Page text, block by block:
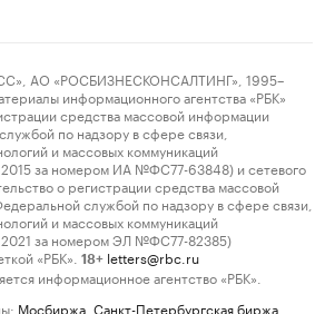
АО «РОСБИЗНЕСКОНСАЛТИНГ», 1995–
информационного агентства «РБК»
средства массовой информации
по надзору в сфере связи,
и массовых коммуникаций
за номером ИА №ФС77-63848) и сетевого
о регистрации средства массовой
службой по надзору в сфере связи,
и массовых коммуникаций
за номером ЭЛ №ФС77-82385)
«РБК».
18+ letters@rbc.ru
информационное агентство «РБК».
Мосбиржа Санкт-Петербургская биржа